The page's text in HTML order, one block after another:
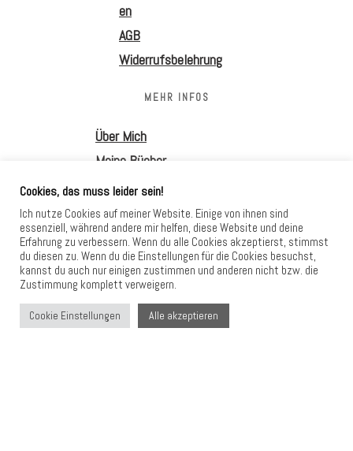
en
AGB
Widerrufsbelehrung
MEHR INFOS
Über Mich
Meine Bücher
Ich hoffe, du nimmst etwas
Klarheit und Entlastung mit in
deinen Alltag.
Cookies, das muss leider sein!
Ich nutze Cookies auf meiner Website. Einige von ihnen sind
essenziell, während andere mir helfen, diese Website und deine
Erfahrung zu verbessern. Wenn du alle Cookies akzeptierst, stimmst
du diesen zu. Wenn du die Einstellungen für die Cookies besuchst,
kannst du auch nur einigen zustimmen und anderen nicht bzw. die
Zustimmung komplett verweigern.
Cookie Einstellungen Alle akzeptieren